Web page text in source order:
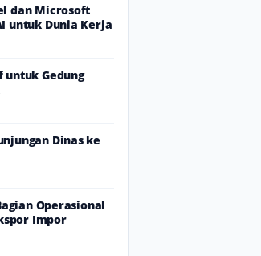
dan Microsoft
untuk Dunia Kerja
untuk Gedung
Dinas ke
Operasional
Impor